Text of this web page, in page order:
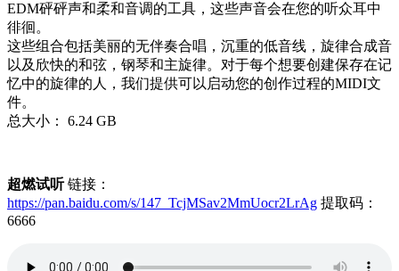
EDM砰砰声和柔和音调的工具，这些声音会在您的听众耳中
徘徊。
这些组合包括美丽的无伴奏合唱，沉重的低音线，旋律合成音
以及欣快的和弦，钢琴和主旋律。对于每个想要创建保存在记
忆中的旋律的人，我们提供可以启动您的创作过程的MIDI文
件。
总大小： 6.24 GB
超燃试听链接：
https://pan.baidu.com/s/147_TcjMSav2MmUocr2LrAg 提取码：
6666